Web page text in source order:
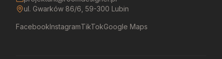
ul. Gwarków 86/6, 59-300 Lubin
FacebookInstagramTikTokGoogle Maps